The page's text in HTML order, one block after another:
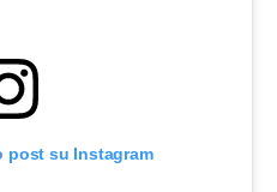
post su Instagram